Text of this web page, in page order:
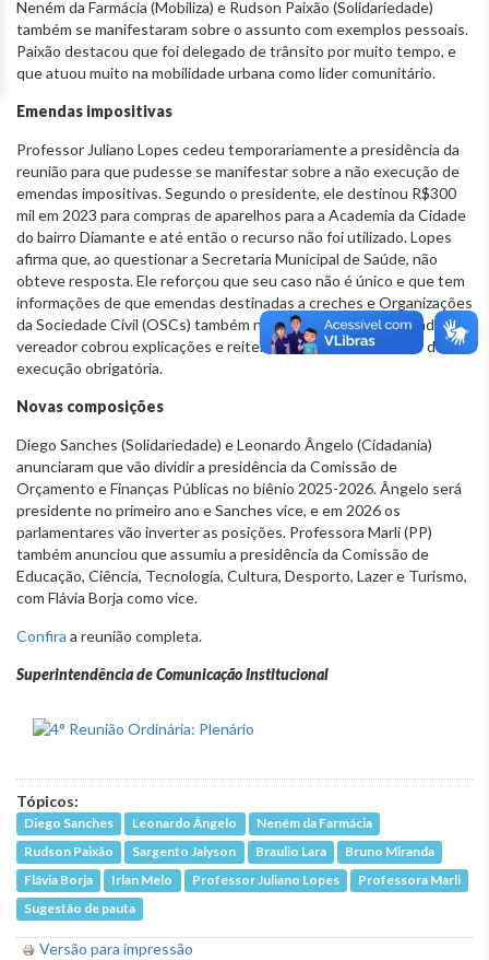
Neném da Farmácia (Mobiliza) e Rudson Paixão (Solidariedade)
também se manifestaram sobre o assunto com exemplos pessoais.
Paixão destacou que foi delegado de trânsito por muito tempo, e
que atuou muito na mobilidade urbana como líder comunitário.
Emendas impositivas
Professor Juliano Lopes cedeu temporariamente a presidência da
reunião para que pudesse se manifestar sobre a não execução de
emendas impositivas. Segundo o presidente, ele destinou R$300
mil em 2023 para compras de aparelhos para a Academia da Cidade
do bairro Diamante e até então o recurso não foi utilizado. Lopes
afirma que, ao questionar a Secretaria Municipal de Saúde, não
obteve resposta. Ele reforçou que seu caso não é único e que tem
informações de que emendas destinadas a creches e Organizações
da Sociedade Civil (OSCs) também não estão sendo executadas. O
vereador cobrou explicações e reiterou que as emendas são de
execução obrigatória.
Novas composições
Diego Sanches (Solidariedade) e Leonardo Ângelo (Cidadania)
anunciaram que vão dividir a presidência da Comissão de
Orçamento e Finanças Públicas no biênio 2025-2026. Ângelo será
presidente no primeiro ano e Sanches vice, e em 2026 os
parlamentares vão inverter as posições. Professora Marli (PP)
também anunciou que assumiu a presidência da Comissão de
Educação, Ciência, Tecnologia, Cultura, Desporto, Lazer e Turismo,
com Flávia Borja como vice.
Confira a reunião completa.
Superintendência de Comunicação Institucional
Tópicos:
Diego Sanches Leonardo Ângelo
Neném da Farmácia
Rudson Paixão
Sargento Jalyson Braulio Lara
Bruno Miranda
Flávia Borja
Irlan Melo Professor Juliano Lopes
Professora Marli
Sugestão de pauta
Versão para impressão